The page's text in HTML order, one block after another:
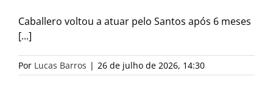
Caballero voltou a atuar pelo Santos após 6 meses
[...]
Por Lucas Barros | 26 de julho de 2026, 14:30